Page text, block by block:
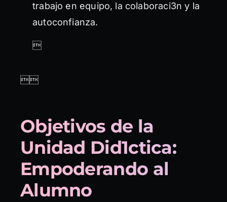
trabajo en equipo, la colaboraci3n y la
autoconfianza.


Objetivos de la
Unidad Did1ctica:
Empoderando al
Alumno